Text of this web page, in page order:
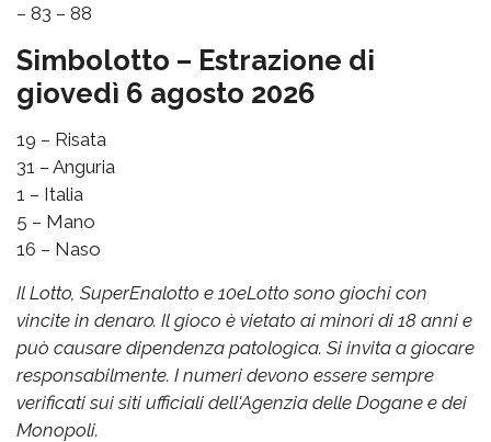
– 83 – 88
Simbolotto – Estrazione di
giovedì 6 agosto 2026
19 – Risata
31 – Anguria
1 – Italia
5 – Mano
16 – Naso
Il Lotto, SuperEnalotto e 10eLotto sono giochi con
vincite in denaro. Il gioco è vietato ai minori di 18 anni e
può causare dipendenza patologica. Si invita a giocare
responsabilmente. I numeri devono essere sempre
verificati sui siti ufficiali dell'Agenzia delle Dogane e dei
Monopoli.